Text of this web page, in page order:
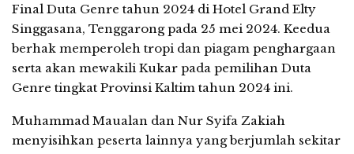
Final Duta Genre tahun 2024 di Hotel Grand Elty
Singgasana, Tenggarong pada 25 mei 2024. Keedua
berhak memperoleh tropi dan piagam penghargaan
serta akan mewakili Kukar pada pemilihan Duta
Genre tingkat Provinsi Kaltim tahun 2024 ini.
Muhammad Maualan dan Nur Syifa Zakiah
menyisihkan peserta lainnya yang berjumlah sekitar